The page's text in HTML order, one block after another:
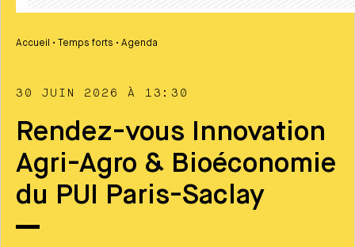
Accueil • Temps forts • Agenda
30 JUIN 2026 À 13:30
Rendez-vous Innovation
Agri-Agro & Bioéconomie
du PUI Paris-Saclay